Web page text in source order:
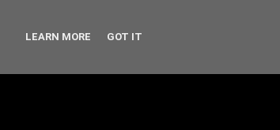
LEARN MORE GOT IT